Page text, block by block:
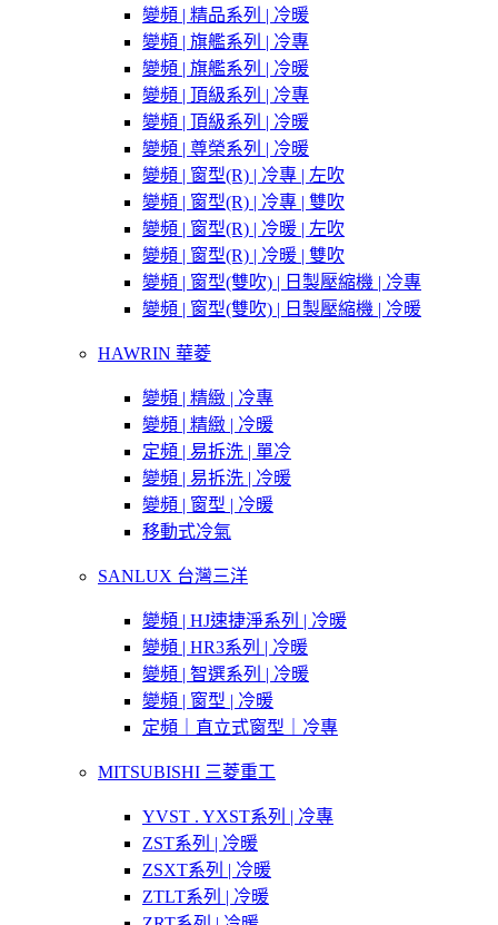
變頻 | 精品系列 | 冷暖
變頻 | 旗艦系列 | 冷專
變頻 | 旗艦系列 | 冷暖
變頻 | 頂級系列 | 冷專
變頻 | 頂級系列 | 冷暖
變頻 | 尊榮系列 | 冷暖
變頻 | 窗型(R) | 冷專 | 左吹
變頻 | 窗型(R) | 冷專 | 雙吹
變頻 | 窗型(R) | 冷暖 | 左吹
變頻 | 窗型(R) | 冷暖 | 雙吹
變頻 | 窗型(雙吹) | 日製壓縮機 | 冷專
變頻 | 窗型(雙吹) | 日製壓縮機 | 冷暖
HAWRIN 華菱
變頻 | 精緻 | 冷專
變頻 | 精緻 | 冷暖
定頻 | 易拆洗 | 單冷
變頻 | 易拆洗 | 冷暖
變頻 | 窗型 | 冷暖
移動式冷氣
SANLUX 台灣三洋
變頻 | HJ速捷淨系列 | 冷暖
變頻 | HR3系列 | 冷暖
變頻 | 智選系列 | 冷暖
變頻 | 窗型 | 冷暖
定頻｜直立式窗型｜冷專
MITSUBISHI 三菱重工
YVST . YXST系列 | 冷專
ZST系列 | 冷暖
ZSXT系列 | 冷暖
ZTLT系列 | 冷暖